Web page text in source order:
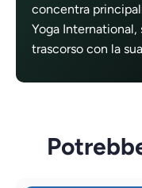
concentra
Yoga
trascorso con la